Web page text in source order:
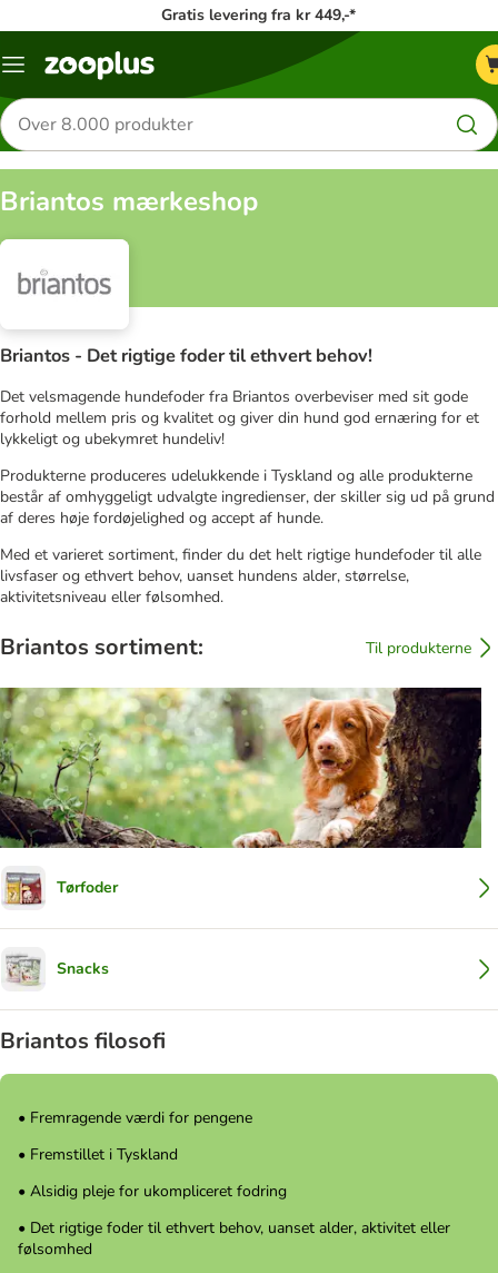
Gratis levering fra kr 449,-*
Menu
Søg
efter
produkter
Briantos mærkeshop
Briantos - Det rigtige foder til ethvert behov!
Det velsmagende hundefoder fra Briantos overbeviser med sit gode
forhold mellem pris og kvalitet og giver din hund god ernæring for et
lykkeligt og ubekymret hundeliv!
Produkterne produceres udelukkende i Tyskland og alle produkterne
består af omhyggeligt udvalgte ingredienser, der skiller sig ud på grund
af deres høje fordøjelighed og accept af hunde.
Med et varieret sortiment, finder du det helt rigtige hundefoder til alle
livsfaser og ethvert behov, uanset hundens alder, størrelse,
aktivitetsniveau eller følsomhed.
Briantos sortiment: Til produkterne
Tørfoder
Snacks
Briantos filosofi
• Fremragende værdi for pengene
• Fremstillet i Tyskland
• Alsidig pleje for ukompliceret fodring
• Det rigtige foder til ethvert behov, uanset alder, aktivitet eller
følsomhed